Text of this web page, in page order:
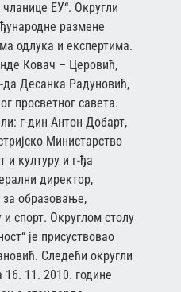
ЕУ“. Округли
размене
одлука и експертима.
Ковач – Церовић,
Десанка Радуновић,
просветног савета.
г-дин Антон Добарт,
Министарство
и културу и г-ђа
директор,
образовање,
спорт. Округлом столу
је присуствовао
Следећи округли
16. 11. 2010. године